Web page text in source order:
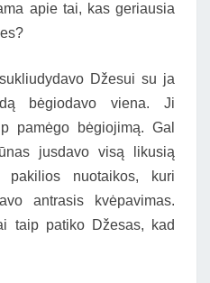
apie tai, kas geriausia
Džesui su ja
bėgiodavo viena. Ji
pamėgo bėgiojimą. Gal
jusdavo visą likusią
nuotaikos, kuri
antrasis kvėpavimas.
taip patiko Džesas, kad